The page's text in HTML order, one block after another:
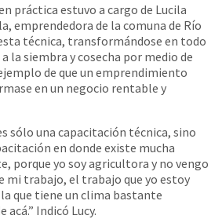
práctica estuvo a cargo de Lucila
emprendedora de la comuna de Río
técnica, transformándose en todo
la siembra y cosecha por medio de
de que un emprendimiento
en un negocio rentable y
sólo una capacitación técnica, sino
en donde existe mucha
porque yo soy agricultora y no vengo
mi trabajo, el trabajo que yo estoy
que tiene un clima bastante
Indicó Lucy.